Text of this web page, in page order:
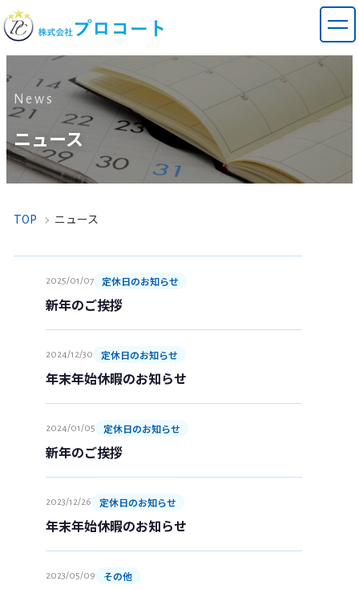
エアコンクリーニング
空室クリーニング
フロアコーティング
水廻りコーティング
News
ニュース
TOP ニュース
2025/01/07 定休日のお知らせ
新年のご挨拶
2024/12/30 定休日のお知らせ
年末年始休暇のお知らせ
2024/01/05 定休日のお知らせ
新年のご挨拶
2023/12/26 定休日のお知らせ
年末年始休暇のお知らせ
2023/05/09 その他